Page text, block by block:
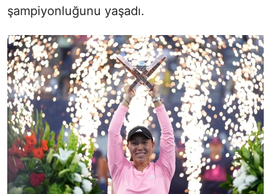
şampiyonluğunu yaşadı.